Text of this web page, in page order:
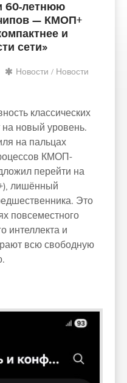
60-летнюю
— КМОП+
и
сети»
Новости / Новости
классических
новый уровень.
на пальцах
КМОП-
перейти на
лишённый
Это
повсеместного
интеллекта и
всю свободную